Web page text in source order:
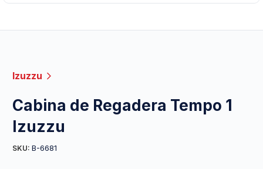
Izuzzu
Cabina de Regadera Tempo 1
Izuzzu
SKU: B-6681